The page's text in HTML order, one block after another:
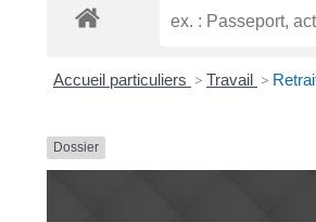
Accueil particuliers > Travail >
Dossier